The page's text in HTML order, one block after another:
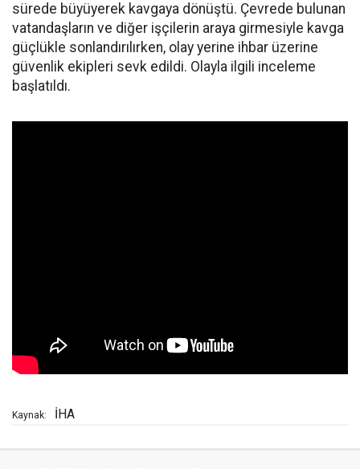
sürede büyüyerek kavgaya dönüştü. Çevrede bulunan
vatandaşların ve diğer işçilerin araya girmesiyle kavga
güçlükle sonlandırılırken, olay yerine ihbar üzerine
güvenlik ekipleri sevk edildi. Olayla ilgili inceleme
başlatıldı.
Kaynak: İHA